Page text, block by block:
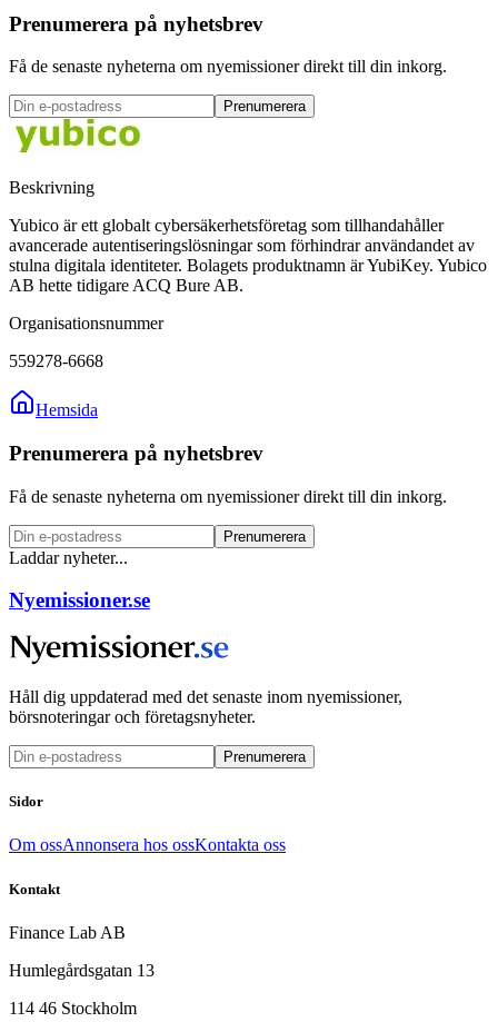
Prenumerera på nyhetsbrev
Få de senaste nyheterna om nyemissioner direkt till din inkorg.
Prenumerera
Beskrivning
Yubico är ett globalt cybersäkerhetsföretag som tillhandahåller
avancerade autentiseringslösningar som förhindrar användandet av
stulna digitala identiteter. Bolagets produktnamn är YubiKey. Yubico
AB hette tidigare ACQ Bure AB.
Organisationsnummer
559278-6668
Hemsida
Prenumerera på nyhetsbrev
Få de senaste nyheterna om nyemissioner direkt till din inkorg.
Prenumerera
Laddar nyheter...
Nyemissioner.se
Håll dig uppdaterad med det senaste inom nyemissioner,
börsnoteringar och företagsnyheter.
Prenumerera
Sidor
Om ossAnnonsera hos ossKontakta oss
Kontakt
Finance Lab AB
Humlegårdsgatan 13
114 46 Stockholm